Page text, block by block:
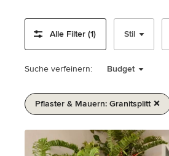
Alle Filter (1) Stil
Suche verfeinern: Budget
Pflaster & Mauern: Granitsplitt
von